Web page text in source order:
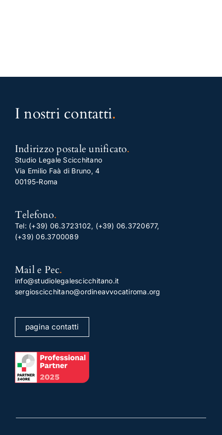
I nostri contatti.
Indirizzo postale unificato.
Studio Legale Scicchitano
Via Emilio Faà di Bruno, 4
00195-Roma
Telefono.
Tel: (+39) 06.3723102, (+39) 06.3720677,
(+39) 06.3700089
Mail e Pec.
info@studiolegalescicchitano.it
sergioscicchitano@ordineavvocatiroma.org
pagina contatti